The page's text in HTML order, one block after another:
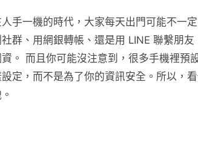
手一機的時代，大家每天出門可能不一
社群、用網銀轉帳、還是用 LINE 聯繫朋
。 而且你可能沒注意到，很多手機裡預
定，而不是為了你的資訊安全。所以，